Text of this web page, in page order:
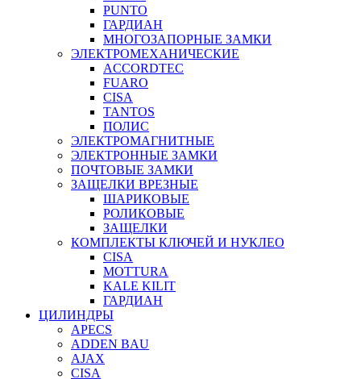
PUNTO
ГАРДИАН
МНОГОЗАПОРНЫЕ ЗАМКИ
ЭЛЕКТРОМЕХАНИЧЕСКИЕ
ACCORDTEC
FUARO
CISA
TANTOS
ПОЛИС
ЭЛЕКТРОМАГНИТНЫЕ
ЭЛЕКТРОННЫЕ ЗАМКИ
ПОЧТОВЫЕ ЗАМКИ
ЗАЩЕЛКИ ВРЕЗНЫЕ
ШАРИКОВЫЕ
РОЛИКОВЫЕ
ЗАЩЕЛКИ
КОМПЛЕКТЫ КЛЮЧЕЙ И НУКЛЕО
CISA
MOTTURA
KALE KILIT
ГАРДИАН
ЦИЛИНДРЫ
APECS
ADDEN BAU
AJAX
CISA